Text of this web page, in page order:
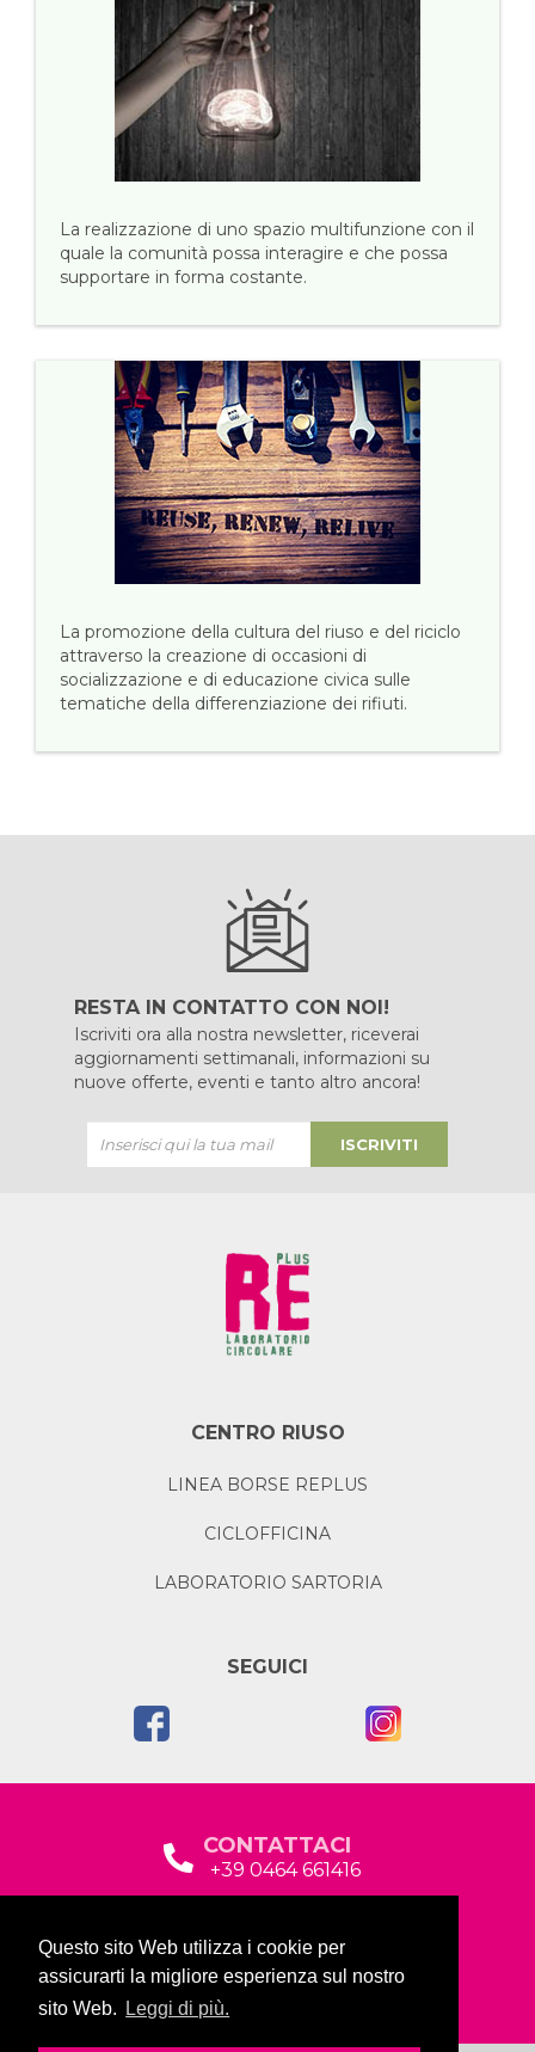
Questo sito Web utilizza i cookie per
assicurarti la migliore esperienza sul nostro
sito Web.
Leggi di più.
La realizzazione di uno spazio multifunzione con il
quale la comunità possa interagire e che possa
supportare in forma costante.
La promozione della cultura del riuso e del riciclo
attraverso la creazione di occasioni di
socializzazione e di educazione civica sulle
tematiche della differenziazione dei rifiuti.
RESTA IN CONTATTO CON NOI!
Iscriviti ora alla nostra newsletter, riceverai
aggiornamenti settimanali, informazioni su
nuove offerte, eventi e tanto altro ancora!
ISCRIVITI
CENTRO RIUSO
LINEA BORSE REPLUS
CICLOFFICINA
LABORATORIO SARTORIA
SEGUICI
CONTATTACI
+39 0464 661416
Via Baltera, 19
38066 Riva del Garda (TN)